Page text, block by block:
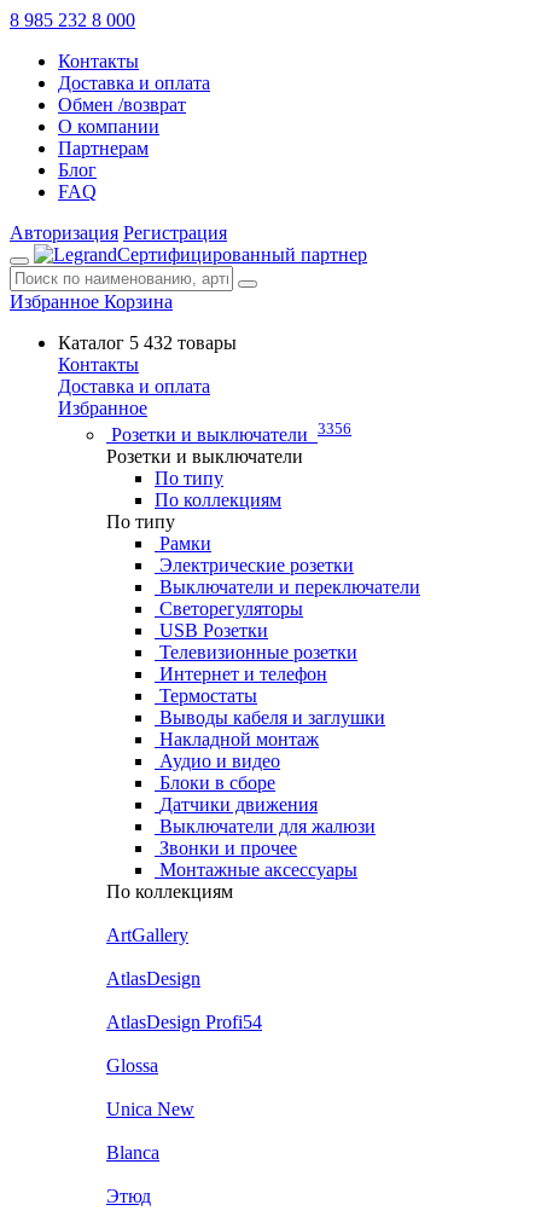
8 985 232 8 000
Контакты
Доставка и оплата
Обмен /возврат
О компании
Партнерам
Блог
FAQ
Авторизация Регистрация
Сертифицированный партнер
Избранное Корзина
Каталог 5 432 товары
Контакты
Доставка и оплата
Избранное
Розетки и выключатели 3356
Розетки и выключатели
По типу
По коллекциям
По типу
Рамки
Электрические розетки
Выключатели и переключатели
Светорегуляторы
USB Розетки
Телевизионные розетки
Интернет и телефон
Термостаты
Выводы кабеля и заглушки
Накладной монтаж
Аудио и видео
Блоки в сборе
Датчики движения
Выключатели для жалюзи
Звонки и прочее
Монтажные аксессуары
По коллекциям
ArtGallery
AtlasDesign
AtlasDesign Profi54
Glossa
Unica New
Blanca
Этюд